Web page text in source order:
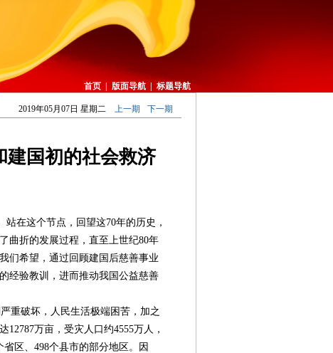
首页 版面导航 标题导航
2019年05月07日 星期二 上一期 下一期
建国初的社会救济
在这个节点，回望这70年的历史，
曲折的发展过程，直至上世纪80年
们希望，通过回顾建国后慈善事业
经验教训，进而推动我国公益慈善
重破坏，人民生活极端困苦，加之
12787万亩，受灾人口约4555万人，
区、498个县市的部分地区。因